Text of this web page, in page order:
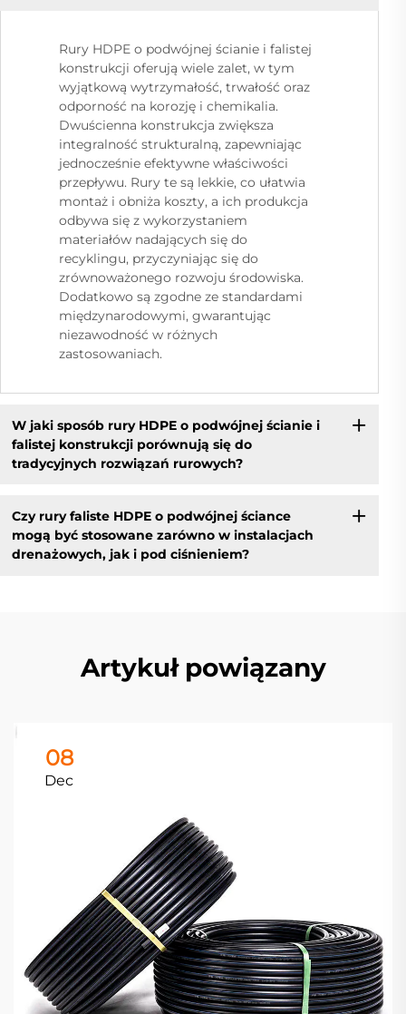
Rury HDPE o podwójnej ścianie i falistej
konstrukcji oferują wiele zalet, w tym
wyjątkową wytrzymałość, trwałość oraz
odporność na korozję i chemikalia.
Dwuścienna konstrukcja zwiększa
integralność strukturalną, zapewniając
jednocześnie efektywne właściwości
przepływu. Rury te są lekkie, co ułatwia
montaż i obniża koszty, a ich produkcja
odbywa się z wykorzystaniem
materiałów nadających się do
recyklingu, przyczyniając się do
zrównoważonego rozwoju środowiska.
Dodatkowo są zgodne ze standardami
międzynarodowymi, gwarantując
niezawodność w różnych
zastosowaniach.
W jaki sposób rury HDPE o podwójnej ścianie i
falistej konstrukcji porównują się do
tradycyjnych rozwiązań rurowych?
Czy rury faliste HDPE o podwójnej ściance
mogą być stosowane zarówno w instalacjach
drenażowych, jak i pod ciśnieniem?
Artykuł powiązany
08
Dec